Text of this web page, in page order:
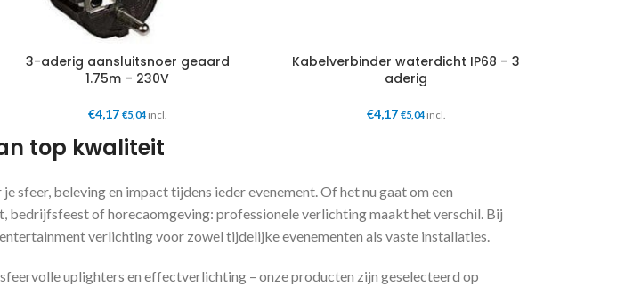
3-aderig aansluitsnoer geaard
1.75m – 230V
€4,17 €5,04 incl.
Kabelverbinder waterdicht IP68 – 3
aderig
€4,17 €5,04 incl.
top kwaliteit
sfeer, beleving en impact tijdens ieder evenement. Of het nu gaat om een
bedrijfsfeest of horecaomgeving: professionele verlichting maakt het verschil. Bij
verlichting voor zowel tijdelijke evenementen als vaste installaties.
uplighters en effectverlichting – onze producten zijn geselecteerd op